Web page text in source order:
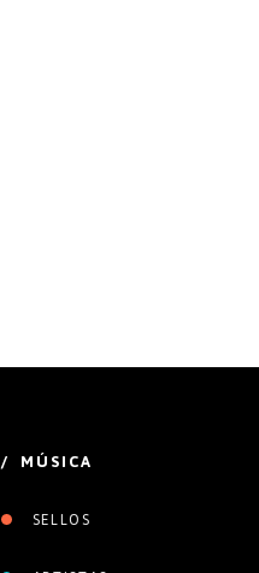
/ MÚSICA
SELLOS